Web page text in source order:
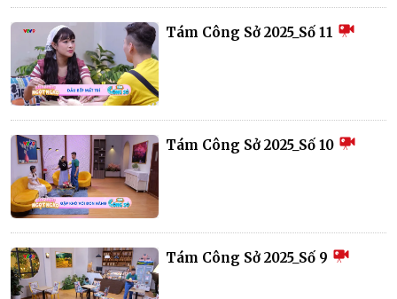
Tám Công Sở 2025_Số 11
Tám Công Sở 2025_Số 10
Tám Công Sở 2025_Số 9